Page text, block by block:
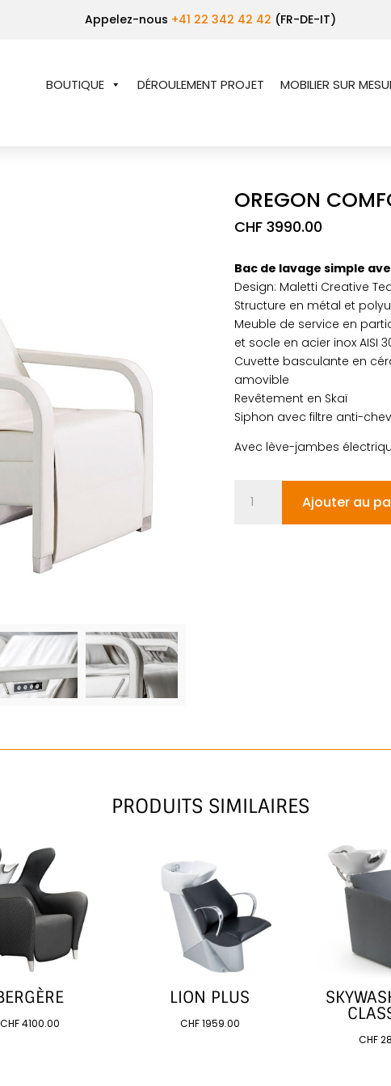
Appelez-nous +41 22 342 42 42 (FR-DE-IT)
BOUTIQUE DÉROULEMENT PROJET MOBILIER SUR
OREGON
CHF3990.00
Bac de lavage simple
Design: Maletti Creative
Structure en métal et
Meuble de service en
et socle en acier inox AISI
Cuvette basculante en
amovible
Revêtement en Skaï
Siphon avec filtre anti-
Avec lève-jambes
OREGON
Ajouter au
PRODUITS SIMILAIRES
CHF4100.00
LION PLUS
CHF1959.00
CHF